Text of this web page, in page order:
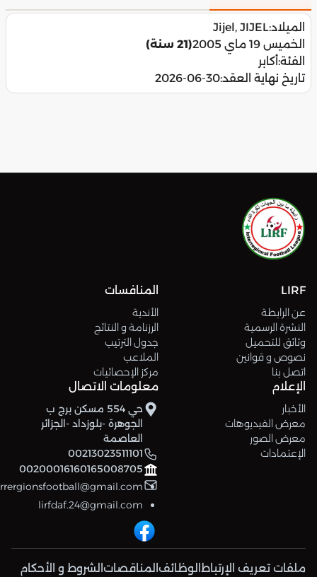
الميلاد:Jijel, JIJEL
الخميس 19 ماي 2005
(21 سنة)
الفئة:أكابر
تاريخ نهاية العقد:2026-06-30
LIRF
عن الرابطة
النشرة الرسمية
وثائق للتحميل
نصوص و قوانين
اتصل بنا
المنافسات
الأندية
الرزنامة و النتائج
جدول الترتيب
الملاعب
مركز الإحصائيات
الإعلام
الأخبار
معرض الفيديوهات
معرض الصور
الإعتمادات
معلومات الاتصال
حي 554 مسكن برج ب
الجوهرة -بلوزداد -الجزائر
العاصمة
00213023511101
00200016160165008705
lirfdaf.24@gmail.com
ملفات تعريف الإرتباط الوظائف المناقصات الشروط و الأحكام